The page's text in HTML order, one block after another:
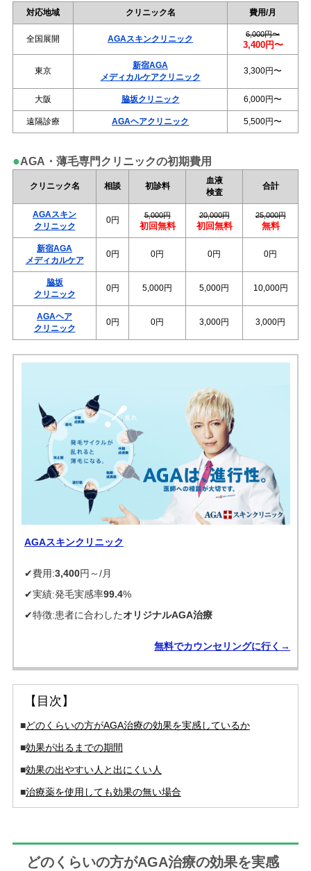
対応地域 クリニック名 費用/月
全国展開 AGAスキンクリニック 6,000円〜
3,400円〜
東京
新宿AGA
メディカルケアクリニック
3,300円〜
大阪 脇坂クリニック 6,000円〜
遠隔診療 AGAヘアクリニック 5,500円〜
●AGA・薄毛専門クリニックの初期費用
クリニック名 相談 初診料
血液
検査
合計
AGAスキン
クリニック
0円 5,000円
初回無料
20,000円
初回無料
25,000円
無料
新宿AGA
メディカルケア
0円 0円 0円 0円
脇坂
クリニック
0円 5,000円 5,000円 10,000円
AGAヘア
クリニック
0円 0円 3,000円 3,000円
AGAスキンクリニック
✔費用:3,400円～/月
✔実績:発毛実感率99.4%
✔特徴:患者に合わしたオリジナルAGA治療
無料でカウンセリングに行く→
【目次】
■どのくらいの方がAGA治療の効果を実感しているか
■効果が出るまでの期間
■効果の出やすい人と出にくい人
■治療薬を使用しても効果の無い場合
どのくらいの方がAGA治療の効果を実感